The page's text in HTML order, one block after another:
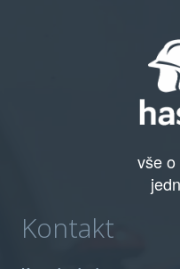
vše
Kontakt